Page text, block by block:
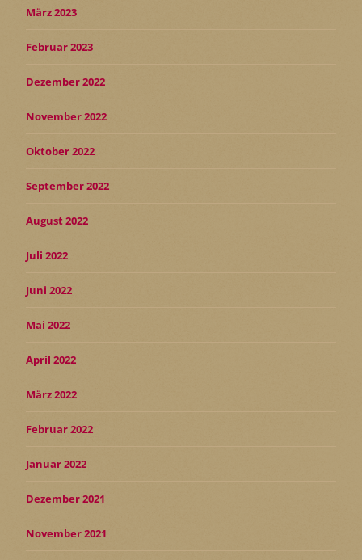
März 2023
Februar 2023
Dezember 2022
November 2022
Oktober 2022
September 2022
August 2022
Juli 2022
Juni 2022
Mai 2022
April 2022
März 2022
Februar 2022
Januar 2022
Dezember 2021
November 2021